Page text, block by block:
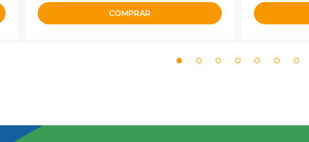
COMPRAR